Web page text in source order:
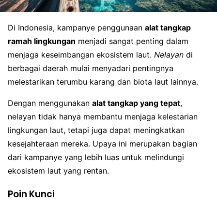
Di Indonesia, kampanye penggunaan alat tangkap
ramah lingkungan menjadi sangat penting dalam
menjaga keseimbangan ekosistem laut. Nelayan di
berbagai daerah mulai menyadari pentingnya
melestarikan terumbu karang dan biota laut lainnya.
Dengan menggunakan alat tangkap yang tepat,
nelayan tidak hanya membantu menjaga kelestarian
lingkungan laut, tetapi juga dapat meningkatkan
kesejahteraan mereka. Upaya ini merupakan bagian
dari kampanye yang lebih luas untuk melindungi
ekosistem laut yang rentan.
Poin Kunci